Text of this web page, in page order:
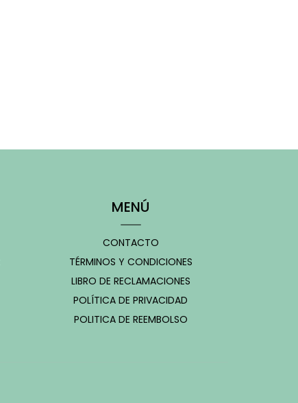
MENÚ
CONTACTO
TÉRMINOS Y CONDICIONES
LIBRO DE RECLAMACIONES
POLÍTICA DE PRIVACIDAD
POLITICA DE REEMBOLSO